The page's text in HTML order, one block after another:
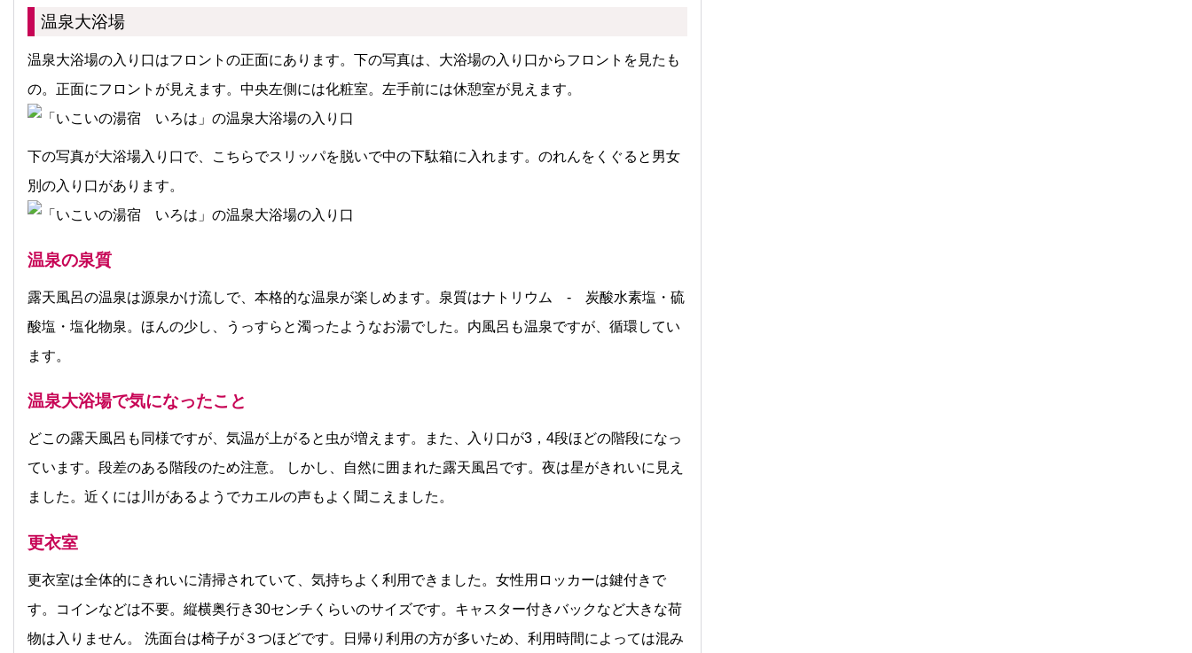
温泉大浴場
温泉大浴場の入り口はフロントの正面にあります。下の写真は、大浴場の入り口からフロントを見たも
の。正面にフロントが見えます。中央左側には化粧室。左手前には休憩室が見えます。
下の写真が大浴場入り口で、こちらでスリッパを脱いで中の下駄箱に入れます。のれんをくぐると男女
別の入り口があります。
温泉の泉質
露天風呂の温泉は源泉かけ流しで、本格的な温泉が楽しめます。泉質はナトリウム - 炭酸水素塩・硫
酸塩・塩化物泉。ほんの少し、うっすらと濁ったようなお湯でした。内風呂も温泉ですが、循環してい
ます。
温泉大浴場で気になったこと
どこの露天風呂も同様ですが、気温が上がると虫が増えます。また、入り口が3，4段ほどの階段になっ
ています。段差のある階段のため注意。 しかし、自然に囲まれた露天風呂です。夜は星がきれいに見え
ました。近くには川があるようでカエルの声もよく聞こえました。
更衣室
更衣室は全体的にきれいに清掃されていて、気持ちよく利用できました。女性用ロッカーは鍵付きで
す。コインなどは不要。縦横奥行き30センチくらいのサイズです。キャスター付きバックなど大きな荷
物は入りません。 洗面台は椅子が３つほどです。日帰り利用の方が多いため、利用時間によっては混み